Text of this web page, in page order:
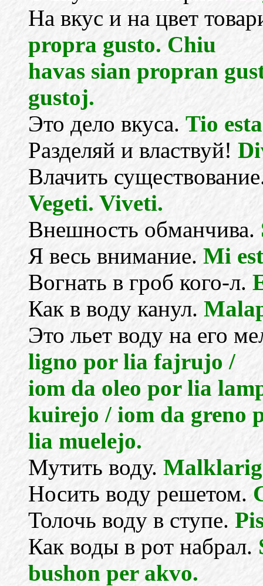
На вкус и на цвет
propra gusto. Chiu
havas sian propran
gustoj.
Это дело вкуса. Tio
Разделяй и властвуй!
Влачить
Vegeti. Viveti.
Внешность обманчива.
Я весь внимание. Mi
Вогнать в гроб кого-л.
Как в воду канул.
Это льет воду на его
ligno por lia fajrujo /
iom da oleo por lia
kuirejo / iom da greno
lia muelejo.
Мутить воду.
Носить воду решетом.
Толочь воду в ступе.
Как воды в рот набрал.
bushon per akvo.